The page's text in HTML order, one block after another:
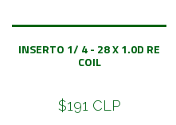
INSERTO 1/ 4 - 28 X 1.0D RE
COIL
$191 CLP